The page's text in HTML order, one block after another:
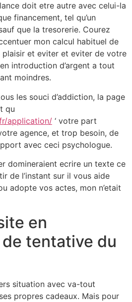
doit etre autre avec celui-la
financement, tel qu’un
que la tresorerie. Courez
mon calcul habituel de
et eviter et eviter de votre
introduction d’argent a tout
moindres.
les souci d’addiction, la page
qu
application/ ‘ votre part
agence, et trop besoin, de
avec ceci psychologue.
domineraient ecrire un texte ce
de l’instant sur il vous aide
adopte vos actes, mon n’etait
en
tentative du
situation avec va-tout
propres cadeaux. Mais pour